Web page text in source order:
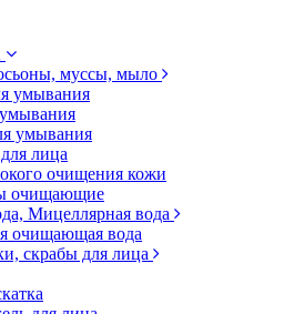
муссы, мыло
умывания
умывания
лица
очищения кожи
очищающие
Мицеллярная вода
очищающая вода
скрабы для лица